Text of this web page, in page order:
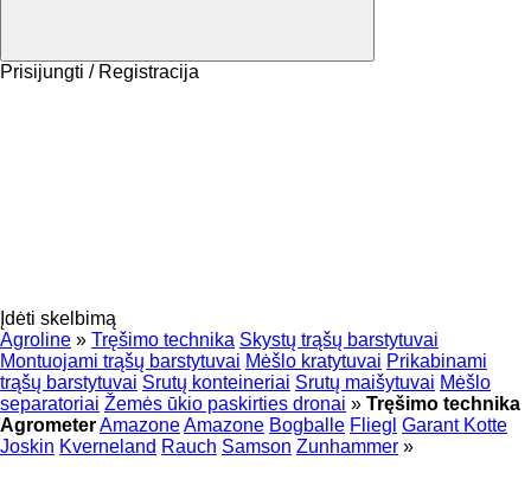
Prisijungti / Registracija
Įdėti skelbimą
Agroline » Tręšimo technika Skystų trąšų barstytuvai
Montuojami trąšų barstytuvai Mėšlo kratytuvai Prikabinami
trąšų barstytuvai Srutų konteineriai Srutų maišytuvai Mėšlo
separatoriai Žemės ūkio paskirties dronai » Tręšimo technika
AgrometerAmazoneAmazone Bogballe Fliegl Garant Kotte
Joskin Kverneland Rauch Samson Zunhammer »